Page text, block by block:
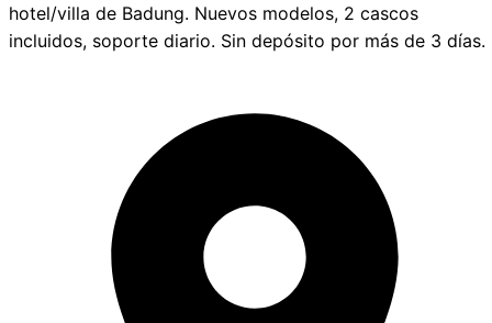
hotel/villa de Badung. Nuevos modelos, 2 cascos
incluidos, soporte diario. Sin depósito por más de 3 días.